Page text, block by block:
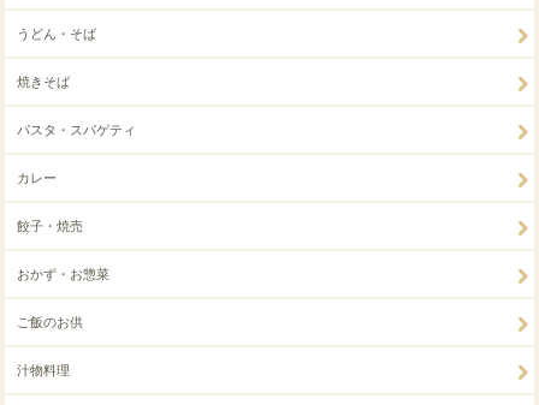
うどん・そば
焼きそば
パスタ・スパゲティ
カレー
餃子・焼売
おかず・お惣菜
ご飯のお供
汁物料理